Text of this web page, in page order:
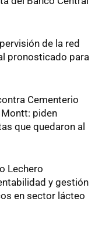
de la red
pronosticado para
Cementerio
piden
que quedaron al
Lechero
y gestión
en sector lácteo